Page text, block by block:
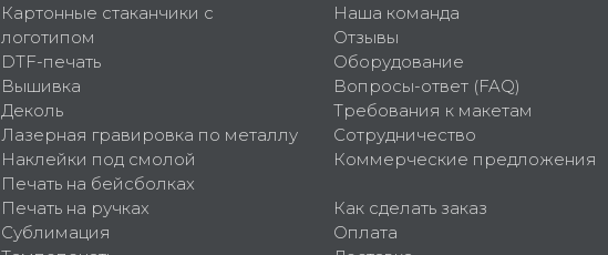
Картонные стаканчики с
логотипом
DTF-печать
Вышивка
Деколь
Лазерная гравировка по металлу
Наклейки под смолой
Печать на бейсболках
Печать на ручках
Сублимация
Наша команда
Отзывы
Оборудование
Вопросы-ответ (FAQ)
Требования к макетам
Сотрудничество
Коммерческие предложения
Как сделать заказ
Оплата